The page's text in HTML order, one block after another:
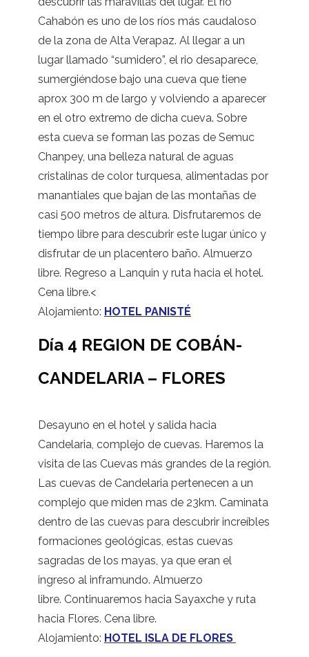
Cahabón es uno de los ríos más caudaloso
de la zona de Alta Verapaz. Al llegar a un
lugar llamado “sumidero”, el rio desaparece,
sumergiéndose bajo una cueva que tiene
aprox 300 m de largo y volviendo a aparecer
en el otro extremo de dicha cueva. Sobre
esta cueva se forman las pozas de Semuc
Chanpey, una belleza natural de aguas
cristalinas de color turquesa, alimentadas por
manantiales que bajan de las montañas de
casi 500 metros de altura. Disfrutaremos de
tiempo libre para descubrir este lugar único y
disfrutar de un placentero baño. Almuerzo
libre. Regreso a Lanquin y ruta hacia el hotel.
Cena libre.<
Alojamiento: HOTEL PANISTÉ
Día 4 REGION DE COBÁN-
CANDELARIA – FLORES
Desayuno en el hotel y salida hacia
Candelaria, complejo de cuevas. Haremos la
visita de las Cuevas más grandes de la región.
Las cuevas de Candelaria pertenecen a un
complejo que miden mas de 23km. Caminata
dentro de las cuevas para descubrir increíbles
formaciones geológicas, estas cuevas
sagradas de los mayas, ya que eran el
ingreso al inframundo. Almuerzo
libre. Continuaremos hacia Sayaxche y ruta
hacia Flores. Cena libre.
Alojamiento: HOTEL ISLA DE FLORES